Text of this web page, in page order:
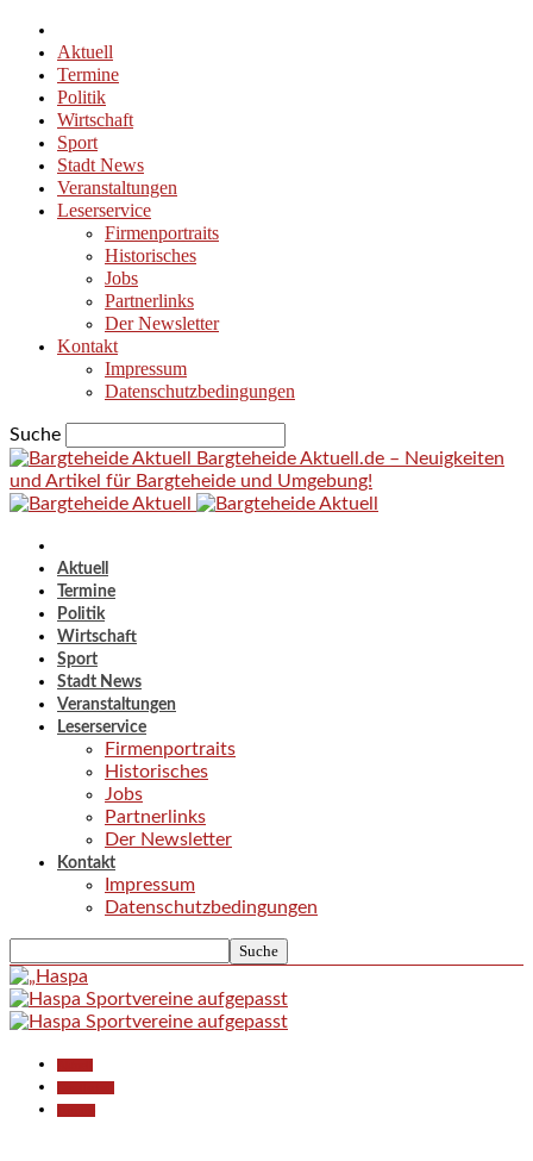
Aktuell
Termine
Politik
Wirtschaft
Sport
Stadt News
Veranstaltungen
Leserservice
Firmenportraits
Historisches
Jobs
Partnerlinks
Der Newsletter
Kontakt
Impressum
Datenschutzbedingungen
Suche
Bargteheide Aktuell.de – Neuigkeiten
und Artikel für Bargteheide und Umgebung!
Aktuell
Termine
Politik
Wirtschaft
Sport
Stadt News
Veranstaltungen
Leserservice
Firmenportraits
Historisches
Jobs
Partnerlinks
Der Newsletter
Kontakt
Impressum
Datenschutzbedingungen